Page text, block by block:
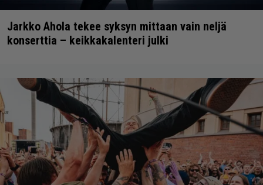
Jarkko Ahola tekee syksyn mittaan vain neljä
konserttia – keikkakalenteri julki